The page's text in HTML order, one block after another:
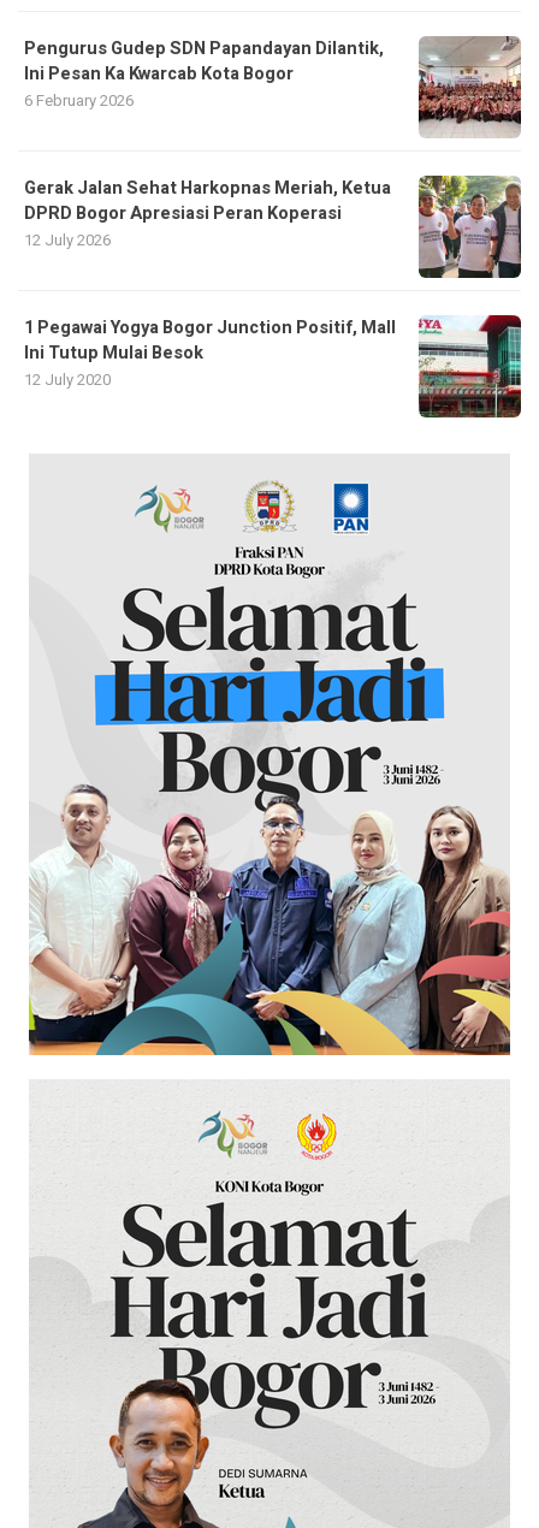
Pengurus Gudep SDN Papandayan Dilantik,
Ini Pesan Ka Kwarcab Kota Bogor
6 February 2026
Gerak Jalan Sehat Harkopnas Meriah, Ketua
DPRD Bogor Apresiasi Peran Koperasi
12 July 2026
1 Pegawai Yogya Bogor Junction Positif, Mall
Ini Tutup Mulai Besok
12 July 2020